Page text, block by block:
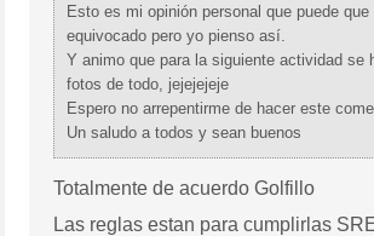
Esto es mi opinión personal que puede que
equivocado pero yo pienso así.
Y animo que para la siguiente actividad se
fotos de todo, jejejejeje
Espero no arrepentirme de hacer este
Un saludo a todos y sean buenos
Totalmente de acuerdo Golfillo
Las reglas estan para cumplirlas